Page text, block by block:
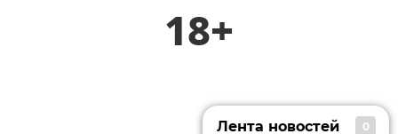
18+
Лента новостей 0